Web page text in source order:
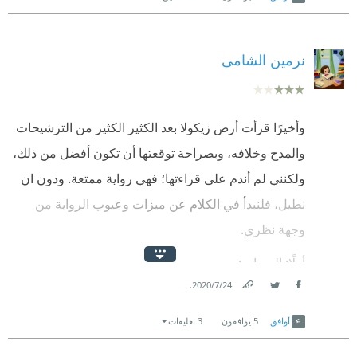
نرمين الشامى
وأخيرًا قرأت أرض زيكولا بعد الكثير الكثير من الترشيحات
والمدح وخلافه، وبصراحة توقعتها أن تكون أفضل من ذلك،
ولكنني لم أندم على قراءتها؛ فهي رواية ممتعة. ودون ان
نطيل، فلنبدأ في الكلام عن ميزات وعيوب الرواية من
وجهة نظري.
أولًا: الميزات:-
2- فكرة الرواية هي العنصر البارز فيها؛ حيث أرض زيكولا
24‏/7‏/2020
.
أوافق 5 يوافقون 3 تعليقات